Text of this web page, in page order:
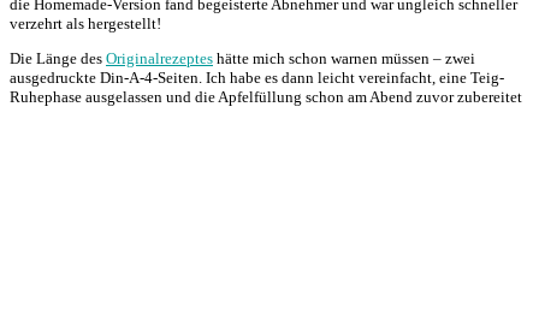
die Homemade-Version fand begeisterte Abnehmer und war ungleich schneller
verzehrt als hergestellt!
Die Länge des Originalrezeptes hätte mich schon warnen müssen – zwei
ausgedruckte Din-A-4-Seiten. Ich habe es dann leicht vereinfacht, eine Teig-
Ruhephase ausgelassen und die Apfelfüllung schon am Abend zuvor zubereitet